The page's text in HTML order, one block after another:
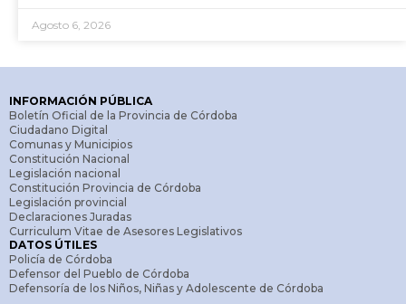
Agosto 6, 2026
INFORMACIÓN PÚBLICA
Boletín Oficial de la Provincia de Córdoba
Ciudadano Digital
Comunas y Municipios
Constitución Nacional
Legislación nacional
Constitución Provincia de Córdoba
Legislación provincial
Declaraciones Juradas
Curriculum Vitae de Asesores Legislativos
DATOS ÚTILES
Policía de Córdoba
Defensor del Pueblo de Córdoba
Defensoría de los Niños, Niñas y Adolescente de Córdoba